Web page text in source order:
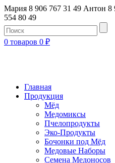
Мария 8 906 767 31 49 Антон 8
554 80 49
0 товаров 0 ₽
Главная
Продукция
Мёд
Медомиксы
Пчелопродукты
Эко-Продукты
Бочонки под Мёд
Медовые Наборы
Семена Медоносов